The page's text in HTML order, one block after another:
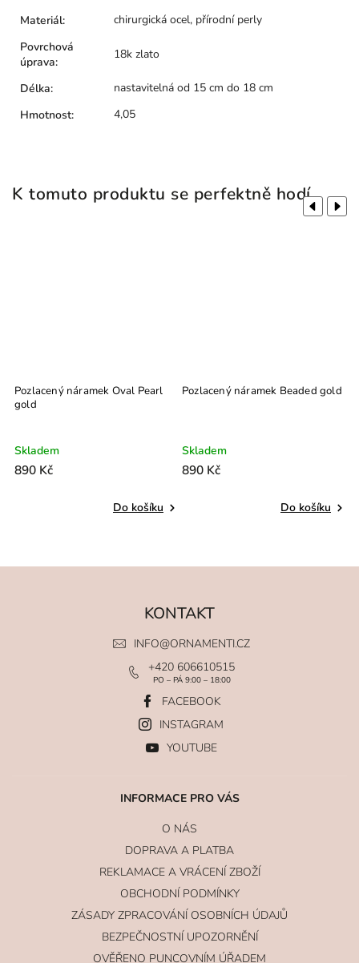
Materiál:
chirurgická ocel, přírodní perly
Povrchová
úprava:
18k zlato
Délka:
nastavitelná od 15 cm do 18 cm
Hmotnost: 4,05
K tomuto produktu se perfektně hodí
Previous
Pozlacený náramek Oval Pearl
gold
Skladem
890 Kč
Do košíku
Pozlacený náramek Beaded gold
Skladem
890 Kč
Do košíku
Next
KONTAKT
INFO@ORNAMENTI.CZ
+420 606610515
PO – PÁ 9:00 – 18:00
FACEBOOK
INSTAGRAM
YOUTUBE
INFORMACE PRO VÁS
O NÁS
DOPRAVA A PLATBA
REKLAMACE A VRÁCENÍ ZBOŽÍ
OBCHODNÍ PODMÍNKY
ZÁSADY ZPRACOVÁNÍ OSOBNÍCH ÚDAJŮ
BEZPEČNOSTNÍ UPOZORNĚNÍ
OVĚŘENO PUNCOVNÍM ÚŘADEM